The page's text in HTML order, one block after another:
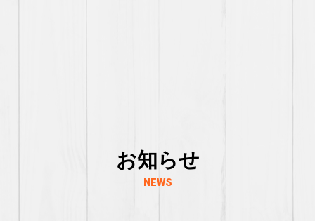
お知らせ
NEWS